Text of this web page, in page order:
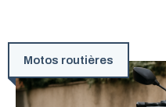
Motos routières